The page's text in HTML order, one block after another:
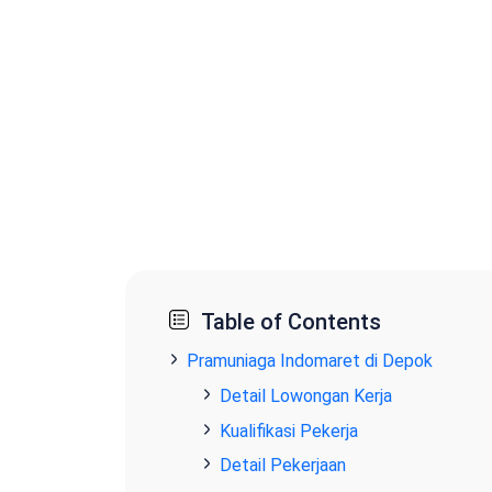
Table of Contents
Pramuniaga Indomaret di Depok
Detail Lowongan Kerja
Kualifikasi Pekerja
Detail Pekerjaan